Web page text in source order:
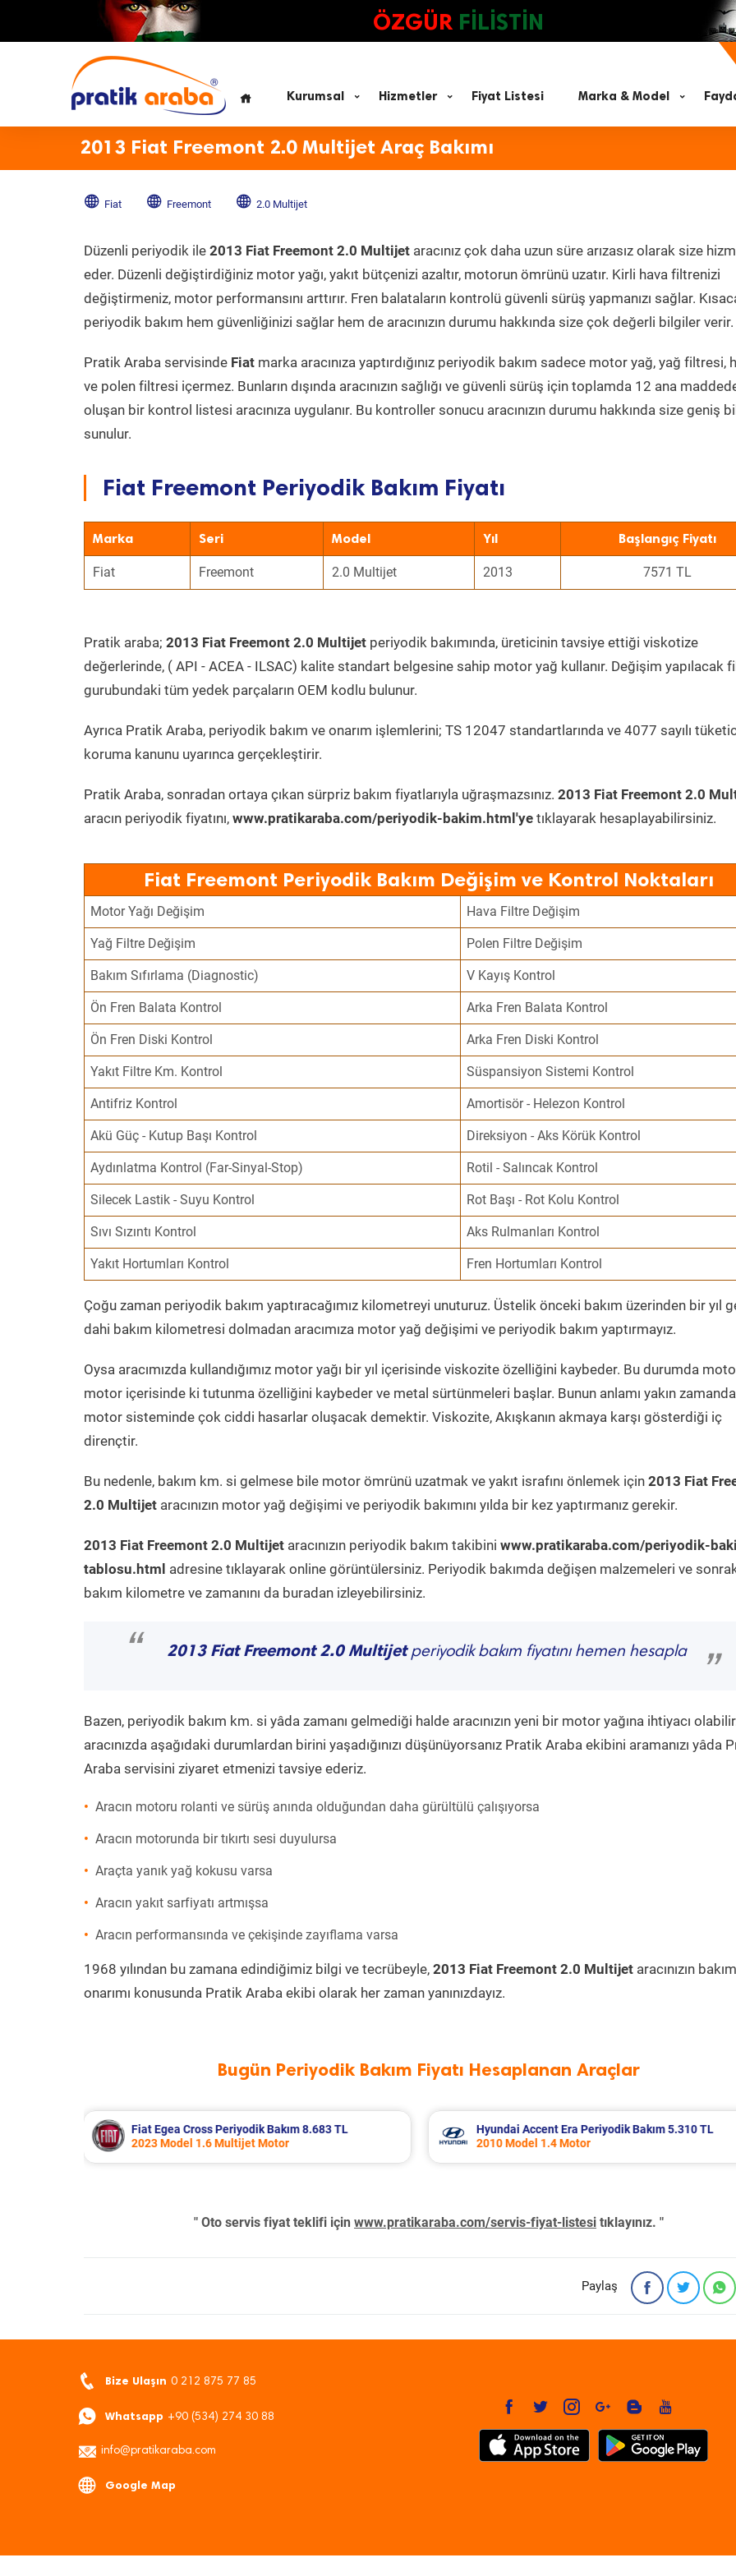
ÖZGÜR FİLİSTİN
Kurumsal Hizmetler Fiyat Listesi Marka & Model
2013 Fiat Freemont 2.0 Multijet Araç Bakımı
Fiat Freemont 2.0 Multijet
Düzenli periyodik ile 2013 Fiat Freemont 2.0 Multijet aracınız çok daha uzun süre arızasız olarak size
eder. Düzenli değiştirdiğiniz motor yağı, yakıt bütçenizi azaltır, motorun ömrünü uzatır. Kirli hava filtrenizi
değiştirmeniz, motor performansını arttırır. Fren balataların kontrolü güvenli sürüş yapmanızı sağlar.
periyodik bakım hem güvenliğinizi sağlar hem de aracınızın durumu hakkında size çok değerli bilgiler verir.
Pratik Araba servisinde Fiat marka aracınıza yaptırdığınız periyodik bakım sadece motor yağ, yağ filtresi,
ve polen filtresi içermez. Bunların dışında aracınızın sağlığı ve güvenli sürüş için toplamda 12 ana
oluşan bir kontrol listesi aracınıza uygulanır. Bu kontroller sonucu aracınızın durumu hakkında size geniş
sunulur.
Fiat Freemont Periyodik Bakım Fiyatı
Marka Seri Model Yıl Başlangıç Fiyatı
Fiat Freemont 2.0 Multijet 2013 7571 TL
Pratik araba; 2013 Fiat Freemont 2.0 Multijet periyodik bakımında, üreticinin tavsiye ettiği viskotize
değerlerinde, ( API - ACEA - ILSAC) kalite standart belgesine sahip motor yağ kullanır. Değişim yapılacak
gurubundaki tüm yedek parçaların OEM kodlu bulunur.
Ayrıca Pratik Araba, periyodik bakım ve onarım işlemlerini; TS 12047 standartlarında ve 4077 sayılı
koruma kanunu uyarınca gerçekleştirir.
Pratik Araba, sonradan ortaya çıkan sürpriz bakım fiyatlarıyla uğraşmazsınız. 2013 Fiat Freemont 2.0
aracın periyodik fiyatını, www.pratikaraba.com/periyodik-bakim.html'ye tıklayarak hesaplayabilirsiniz.
Fiat Freemont Periyodik Bakım Değişim ve Kontrol Noktaları
Motor Yağı Değişim Hava Filtre Değişim
Yağ Filtre Değişim Polen Filtre Değişim
Bakım Sıfırlama (Diagnostic) V Kayış Kontrol
Ön Fren Balata Kontrol Arka Fren Balata Kontrol
Ön Fren Diski Kontrol Arka Fren Diski Kontrol
Yakıt Filtre Km. Kontrol Süspansiyon Sistemi Kontrol
Antifriz Kontrol Amortisör - Helezon Kontrol
Akü Güç - Kutup Başı Kontrol Direksiyon - Aks Körük Kontrol
Aydınlatma Kontrol (Far-Sinyal-Stop) Rotil - Salıncak Kontrol
Silecek Lastik - Suyu Kontrol Rot Başı - Rot Kolu Kontrol
Sıvı Sızıntı Kontrol Aks Rulmanları Kontrol
Yakıt Hortumları Kontrol Fren Hortumları Kontrol
Çoğu zaman periyodik bakım yaptıracağımız kilometreyi unuturuz. Üstelik önceki bakım üzerinden bir yıl
dahi bakım kilometresi dolmadan aracımıza motor yağ değişimi ve periyodik bakım yaptırmayız.
Oysa aracımızda kullandığımız motor yağı bir yıl içerisinde viskozite özelliğini kaybeder. Bu durumda
motor içerisinde ki tutunma özelliğini kaybeder ve metal sürtünmeleri başlar. Bunun anlamı yakın zamanda
motor sisteminde çok ciddi hasarlar oluşacak demektir. Viskozite, Akışkanın akmaya karşı gösterdiği iç
dirençtir.
Bu nedenle, bakım km. si gelmese bile motor ömrünü uzatmak ve yakıt israfını önlemek için 2013 Fiat
2.0 Multijet aracınızın motor yağ değişimi ve periyodik bakımını yılda bir kez yaptırmanız gerekir.
2013 Fiat Freemont 2.0 Multijet aracınızın periyodik bakım takibini www.pratikaraba.com/periyodik-
tablosu.html adresine tıklayarak online görüntülersiniz. Periyodik bakımda değişen malzemeleri ve
bakım kilometre ve zamanını da buradan izleyebilirsiniz.
“ 2013 Fiat Freemont 2.0 Multijetperiyodik bakım fiyatını hemen hesapla
”
Bazen, periyodik bakım km. si yâda zamanı gelmediği halde aracınızın yeni bir motor yağına ihtiyacı
aracınızda aşağıdaki durumlardan birini yaşadığınızı düşünüyorsanız Pratik Araba ekibini aramanızı yâda
Araba servisini ziyaret etmenizi tavsiye ederiz.
Aracın motoru rolanti ve sürüş anında olduğundan daha gürültülü çalışıyorsa
Aracın motorunda bir tıkırtı sesi duyulursa
Araçta yanık yağ kokusu varsa
Aracın yakıt sarfiyatı artmışsa
Aracın performansında ve çekişinde zayıflama varsa
1968 yılından bu zamana edindiğimiz bilgi ve tecrübeyle, 2013 Fiat Freemont 2.0 Multijet aracınızın
onarımı konusunda Pratik Araba ekibi olarak her zaman yanınızdayız.
Bugün Periyodik Bakım Fiyatı Hesaplanan Araçlar
Hyundai Accent Era Periyodik Bakım 5.310 TL
2010 Model 1.4 Motor
Nissan Micra Periyodik Bakım 6.399 TL
2019 Model 1.2 Motor
" Oto servis fiyat teklifi için www.pratikaraba.com/servis-fiyat-listesi tıklayınız. "
Paylaş
Bize Ulaşın 0 212 875 77 85
Whatsapp +90 (534) 274 30 88
info@pratikaraba.com
Google Map